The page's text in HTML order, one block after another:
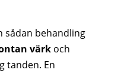
sådan behandling
värkoch
tanden. En